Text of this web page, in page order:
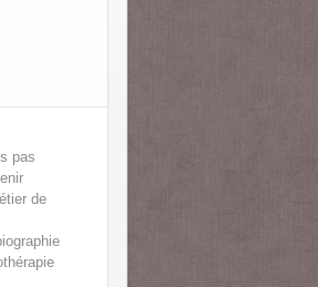
pas
de